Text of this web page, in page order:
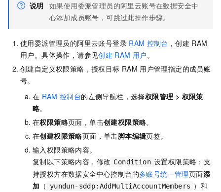
说明 如果使用委派管理员的阿里云账号在数据安全中
心添加成员账号，可跳过此操作步骤。
使用委派管理员的阿里云账号登录 RAM 控制台 ，创建 RAM
用户。具体操作，请参见创建 RAM 用户。
创建自定义权限策略，授权目标 RAM 用户管理指定的成员账
号。
在 RAM 控制台的左侧导航栏，选择权限管理 > 权限策
略。
在权限策略页面，单击创建权限策略。
在创建权限策略页面，单击脚本编辑页签。
输入权限策略内容。
复制以下策略内容，修改 Condition 设置权限策略：支
持授权方在数据安全中心控制台的多账号统一管理页面添
加 （ yundun-sddp:AddMultiAccountMembers ）和